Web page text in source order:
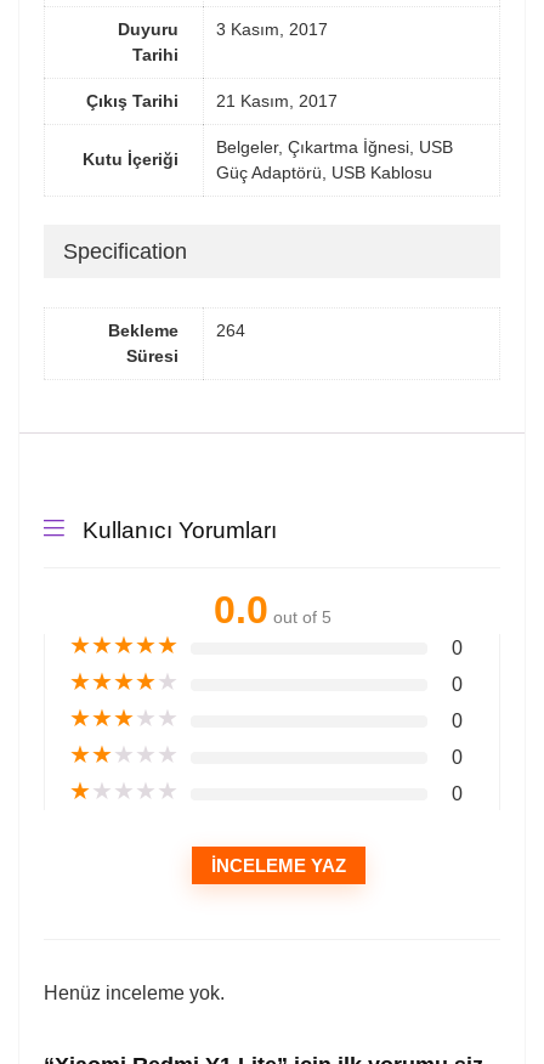
Duyuru
Tarihi
3 Kasım, 2017
Çıkış Tarihi 21 Kasım, 2017
Kutu İçeriği
Belgeler, Çıkartma İğnesi, USB
Güç Adaptörü, USB Kablosu
Specification
Bekleme
Süresi
264
Kullanıcı Yorumları
0.0 out of 5
★★★★★ 0
★★★★★ 0
★★★★★ 0
★★★★★ 0
★★★★★ 0
İNCELEME YAZ
Henüz inceleme yok.